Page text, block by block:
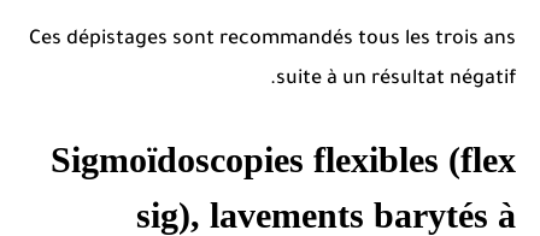
Ces dépistages sont recommandés tous les trois ans
suite à un résultat négatif.
Sigmoïdoscopies flexibles (flex
sig), lavements barytés à